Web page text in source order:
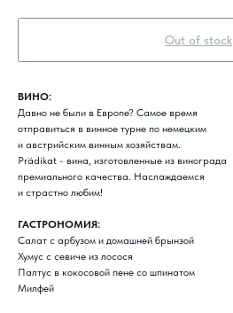
Out of stock
ВИНО:
Давно не были в Европе? Самое время
отправиться в винное турне по немецким
и австрийским винным хозяйствам.
Prädikat - вина, изготовленные из винограда
премиального качества. Наслаждаемся
и страстно любим!
ГАСТРОНОМИЯ:
Салат с арбузом и домашней брынзой
Хумус с севиче из лосося
Палтус в кокосовой пене со шпинатом
Милфей